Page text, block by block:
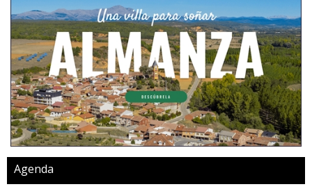
Agenda